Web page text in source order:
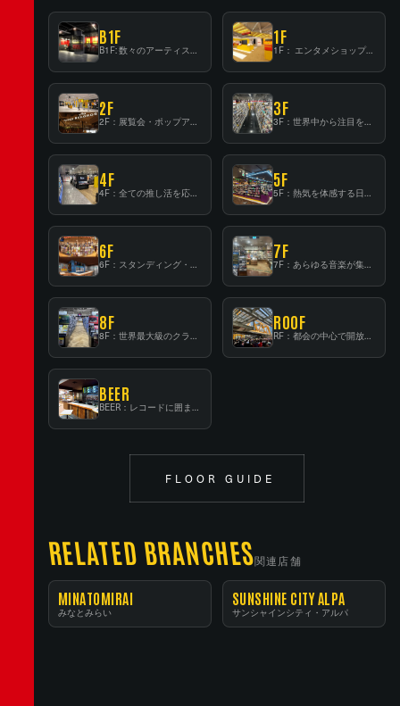
B1F
B1F: 数々のアーティストが立った、インストアイベントの聖地！
1F
1F： エンタメショップならではのイマーシブ空間
2F
2F：展覧会・ポップアップストア等を開催！大型催事スペース「TOWER SPACE SHIBUYA」
3F
3F：世界中から注目を集める〈日本のポップカルチャー〉の発信基地！
4F
4F：全ての推し活を応援するフロア！
5F
5F：熱気を体感する日本一のK-POP空間！
6F
6F：スタンディング・ビアバーを新設した日本最大規模のレコード専門フロア！
7F
7F：あらゆる音楽が集結する最多ジャンルフロア！
8F
8F：世界最大級のクラシック音楽専門フロア！
ROOF
RF：都会の中心で開放感あふれるルーフトップイベントスペース
BEER
BEER：レコードに囲まれたスタンディングバー
FLOOR GUIDE
RELATED BRANCHES関連店舗
MINATOMIRAI
みなとみらい
SUNSHINE CITY ALPA
サンシャインシティ・アルパ